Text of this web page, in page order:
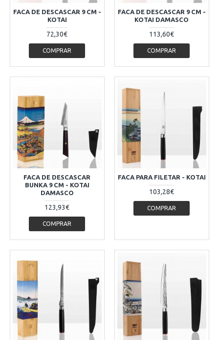
FACA DE DESCASCAR 9 CM -
KOTAI
72,30€
COMPRAR
FACA DE DESCASCAR 9 CM -
KOTAI DAMASCO
113,60€
COMPRAR
FACA DE DESCASCAR
BUNKA 9 CM - KOTAI
DAMASCO
123,93€
COMPRAR
FACA PARA FILETAR - KOTAI
103,28€
COMPRAR